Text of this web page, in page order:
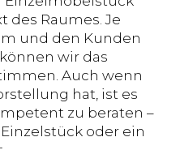
Raumes. Je
und den Kunden
wir das
Auch wenn
hat, ist es
zu beraten –
oder ein